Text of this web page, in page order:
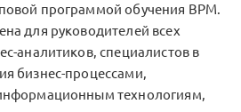
программой обучения ВРМ.
для руководителей всех
аналитиков, специалистов в
бизнес-процессами,
технологиям,